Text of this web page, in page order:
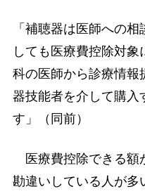
「補聴器は医師への
しても医療費控除対
科の医師から診療情報
器技能者を介して購入
す」（同前）
医療費控除できる額
勘違いしている人が多